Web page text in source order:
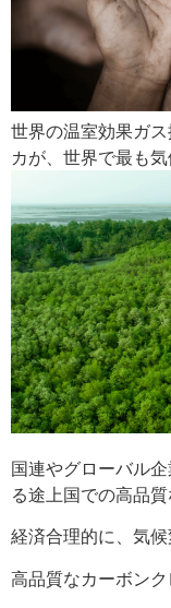
世界の温室効果ガ
カが、​世界で最も
国連やグローバル
る​途上国での高品
経済合理的に、気候
高品質なカーボン